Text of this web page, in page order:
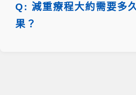
Q: 減重療程大約需要多
果？